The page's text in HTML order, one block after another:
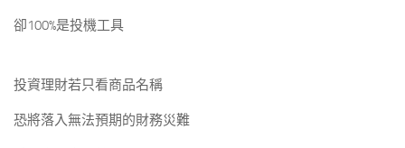
卻100%是投機工具
投資理財若只看商品名稱
恐將落入無法預期的財務災難